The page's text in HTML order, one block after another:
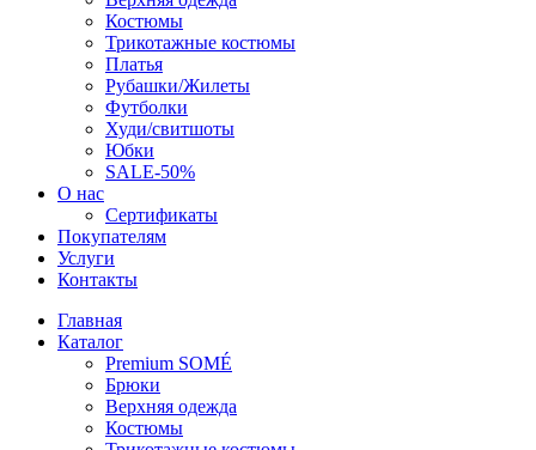
Костюмы
Трикотажные костюмы
Платья
Рубашки/Жилеты
Футболки
Худи/свитшоты
Юбки
SALE-50%
О нас
Сертификаты
Покупателям
Услуги
Контакты
Главная
Каталог
Premium SOMÉ
Брюки
Верхняя одежда
Костюмы